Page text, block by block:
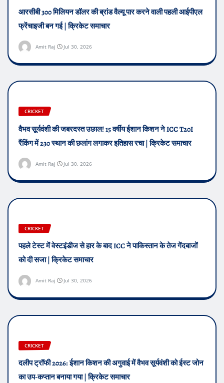
आरसीबी 300 मिलियन डॉलर की ब्रांड वैल्यू पार करने वाली पहली आईपीएल
फ्रेंचाइजी बन गई | क्रिकेट समाचार
Amit Raj Jul 30, 2026
CRICKET
वैभव सूर्यवंशी की जबरदस्त उछाल! 15 वर्षीय ईशान किशन ने ICC T20I
रैंकिंग में 230 स्थान की छलांग लगाकर इतिहास रचा | क्रिकेट समाचार
Amit Raj Jul 30, 2026
CRICKET
पहले टेस्ट में वेस्टइंडीज से हार के बाद ICC ने पाकिस्तान के तेज गेंदबाजों
को दी सजा | क्रिकेट समाचार
Amit Raj Jul 30, 2026
CRICKET
दलीप ट्रॉफी 2026: ईशान किशन की अगुवाई में वैभव सूर्यवंशी को ईस्ट जोन
का उप-कप्तान बनाया गया | क्रिकेट समाचार